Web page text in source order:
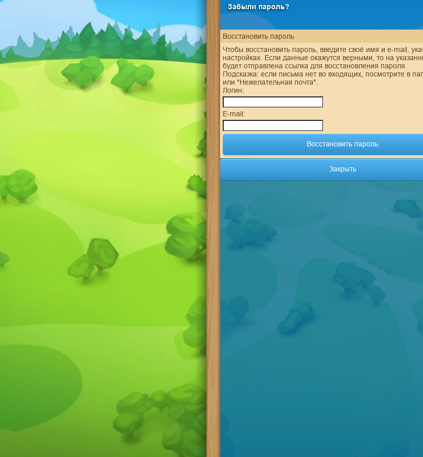
Забыли пароль?
Восстановить пароль
Чтобы восстановить пароль, введите своё имя и e-mail,
настройках. Если данные окажутся верными, то на
будет отправлена ссылка для восстановления пароля.
Подсказка: если письма нет во входящих, посмотрите в
или "Нежелательная почта".
Логин:
E-mail:
Закрыть